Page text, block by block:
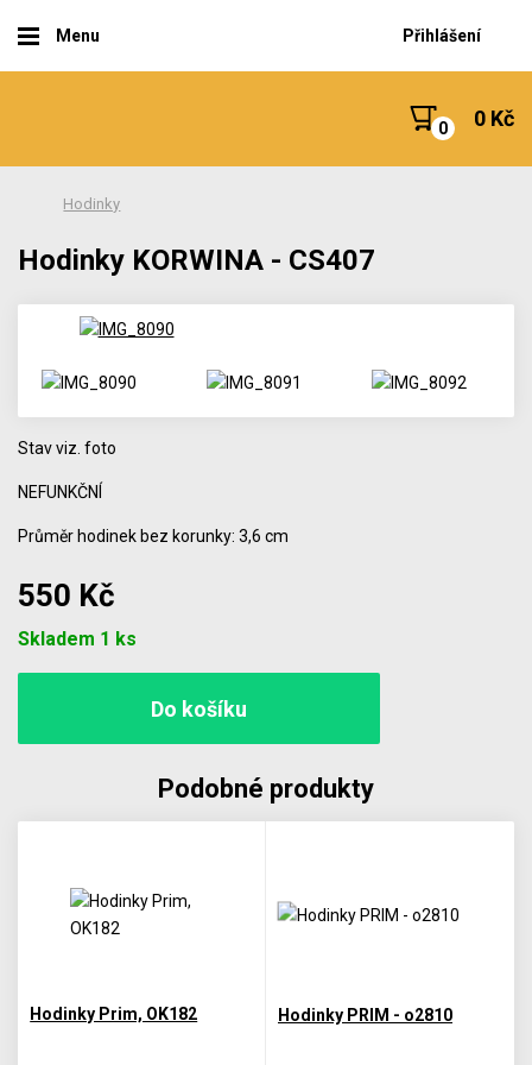
Menu Přihlášení
0 Kč
Hodinky
Hodinky KORWINA - CS407
Stav viz. foto
NEFUNKČNÍ
Průměr hodinek bez korunky: 3,6 cm
550 Kč
Skladem 1 ks
Podobné produkty
Hodinky Prim, OK182 Hodinky PRIM - o2810